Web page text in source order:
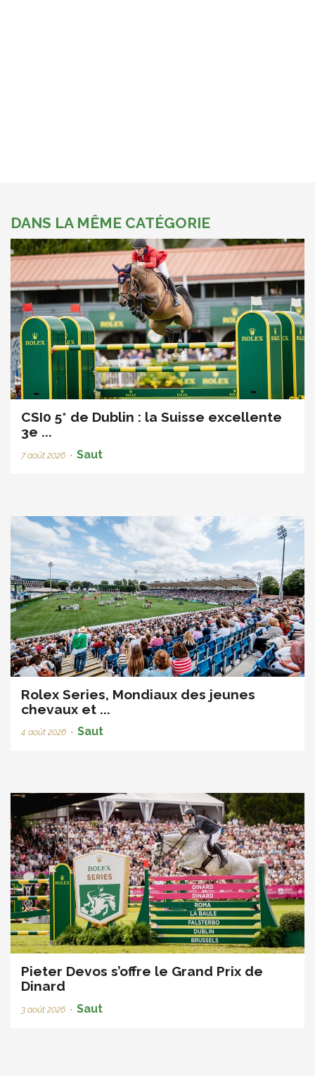
DANS LA MÊME CATÉGORIE
CSI0 5* de Dublin : la Suisse excellente
3e ...
7 août 2026 • Saut
Rolex Series, Mondiaux des jeunes
chevaux et ...
4 août 2026 • Saut
Pieter Devos s’offre le Grand Prix de
Dinard
3 août 2026 • Saut